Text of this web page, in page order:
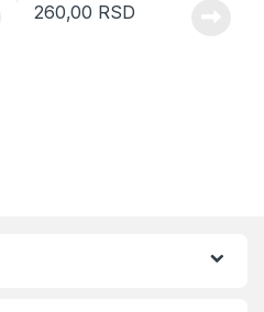
260,00 RSD